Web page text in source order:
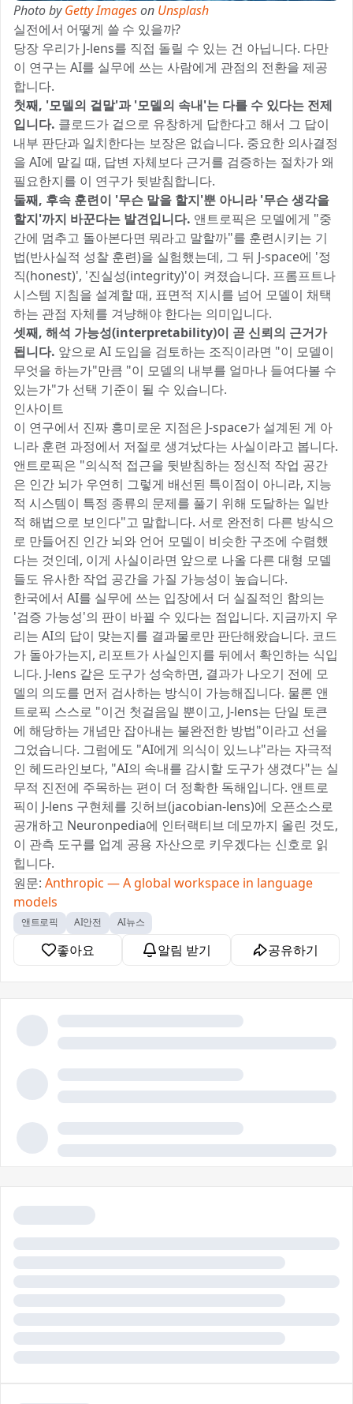
Photo byGetty Imageson Unsplash
실전에서 어떻게 쓸 수 있을까?
당장 우리가 J-lens를 직접 돌릴 수 있는 건 아닙니다. 다만
이 연구는 AI를 실무에 쓰는 사람에게 관점의 전환을 제공
합니다.
첫째, '모델의 겉말'과 '모델의 속내'는 다를 수 있다는 전제
입니다. 클로드가 겉으로 유창하게 답한다고 해서 그 답이
내부 판단과 일치한다는 보장은 없습니다. 중요한 의사결정
을 AI에 맡길 때, 답변 자체보다 근거를 검증하는 절차가 왜
필요한지를 이 연구가 뒷받침합니다.
둘째, 후속 훈련이 '무슨 말을 할지'뿐 아니라 '무슨 생각을
할지'까지 바꾼다는 발견입니다. 앤트로픽은 모델에게 "중
간에 멈추고 돌아본다면 뭐라고 말할까"를 훈련시키는 기
법(반사실적 성찰 훈련)을 실험했는데, 그 뒤 J-space에 '정
직(honest)', '진실성(integrity)'이 켜졌습니다. 프롬프트나
시스템 지침을 설계할 때, 표면적 지시를 넘어 모델이 채택
하는 관점 자체를 겨냥해야 한다는 의미입니다.
셋째, 해석 가능성(interpretability)이 곧 신뢰의 근거가
됩니다. 앞으로 AI 도입을 검토하는 조직이라면 "이 모델이
무엇을 하는가"만큼 "이 모델의 내부를 얼마나 들여다볼 수
있는가"가 선택 기준이 될 수 있습니다.
인사이트
이 연구에서 진짜 흥미로운 지점은 J-space가 설계된 게 아
니라 훈련 과정에서 저절로 생겨났다는 사실이라고 봅니다.
앤트로픽은 "의식적 접근을 뒷받침하는 정신적 작업 공간
은 인간 뇌가 우연히 그렇게 배선된 특이점이 아니라, 지능
적 시스템이 특정 종류의 문제를 풀기 위해 도달하는 일반
적 해법으로 보인다"고 말합니다. 서로 완전히 다른 방식으
로 만들어진 인간 뇌와 언어 모델이 비슷한 구조에 수렴했
다는 것인데, 이게 사실이라면 앞으로 나올 다른 대형 모델
들도 유사한 작업 공간을 가질 가능성이 높습니다.
한국에서 AI를 실무에 쓰는 입장에서 더 실질적인 함의는
'검증 가능성'의 판이 바뀔 수 있다는 점입니다. 지금까지 우
리는 AI의 답이 맞는지를 결과물로만 판단해왔습니다. 코드
가 돌아가는지, 리포트가 사실인지를 뒤에서 확인하는 식입
니다. J-lens 같은 도구가 성숙하면, 결과가 나오기 전에 모
델의 의도를 먼저 검사하는 방식이 가능해집니다. 물론 앤
트로픽 스스로 "이건 첫걸음일 뿐이고, J-lens는 단일 토큰
에 해당하는 개념만 잡아내는 불완전한 방법"이라고 선을
그었습니다. 그럼에도 "AI에게 의식이 있느냐"라는 자극적
인 헤드라인보다, "AI의 속내를 감시할 도구가 생겼다"는 실
무적 진전에 주목하는 편이 더 정확한 독해입니다. 앤트로
픽이 J-lens 구현체를 깃허브(jacobian-lens)에 오픈소스로
공개하고 Neuronpedia에 인터랙티브 데모까지 올린 것도,
이 관측 도구를 업계 공용 자산으로 키우겠다는 신호로 읽
힙니다.
원문: Anthropic — A global workspace in language
models
앤트로픽 AI안전 AI뉴스
좋아요 알림 받기 공유하기